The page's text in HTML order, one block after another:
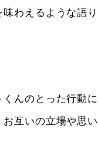
わえるような語り
んのとった行動に
互いの立場や思い